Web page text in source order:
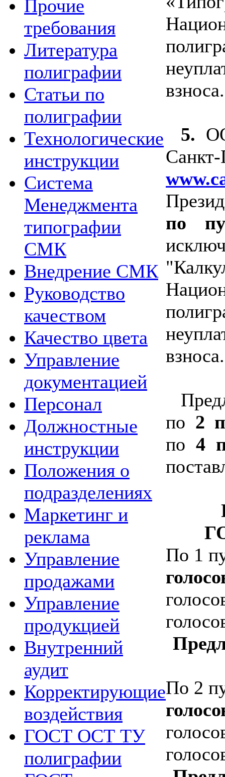
Прочие
требования
Литература
полиграфии
Статьи по
полиграфии
Технологические
инструкции
Система
Менеджмента
типографии
СМК
Внедрение СМК
Руководство
качеством
Качество цвета
Управление
документацией
Персонал
Должностные
инструкции
Положения о
подразделениях
Маркетинг и
реклама
Управление
продажами
Управление
продукцией
Внутренний
аудит
Корректирующие
воздействия
ГОСТ ОСТ ТУ
полиграфии
взноса.
5.
Санкт-
по
взноса.
по 2
по 4
По 1
По 2